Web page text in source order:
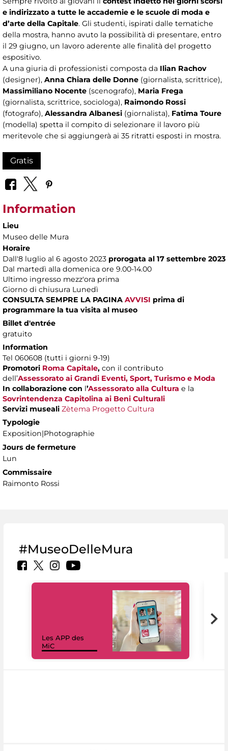
e indirizzato a tutte le accademie e le scuole di moda e
d’arte della Capitale. Gli studenti, ispirati dalle tematiche
della mostra, hanno avuto la possibilità di presentare, entro
il 29 giugno, un lavoro aderente alle finalità del progetto
espositivo.
A una giuria di professionisti composta da Ilian Rachov
(designer), Anna Chiara delle Donne (giornalista, scrittrice),
Massimiliano Nocente (scenografo), Maria Frega
(giornalista, scrittrice, sociologa), Raimondo Rossi
(fotografo), Alessandra Albanesi (giornalista), Fatima Toure
(modella) spetta il compito di selezionare il lavoro più
meritevole che si aggiungerà ai 35 ritratti esposti in mostra.
Gratis
Information
Lieu
Museo delle Mura
Horaire
Dall'8 luglio al 6 agosto 2023 prorogata al 17 settembre 2023
Dal martedì alla domenica ore 9.00-14.00
Ultimo ingresso mezz'ora prima
Giorno di chiusura Lunedì
CONSULTA SEMPRE LA PAGINA AVVISI prima di
programmare la tua visita al museo
Billet d'entrée
gratuito
Information
Tel 060608 (tutti i giorni 9-19)
Promotori Roma Capitale, con il contributo
dell’Assessorato ai Grandi Eventi, Sport, Turismo e Moda
In collaborazione con l’Assessorato alla Cultura e la
Sovrintendenza Capitolina ai Beni Culturali
Servizi museali Zètema Progetto Cultura
Typologie
Exposition|Photographie
Jours de fermeture
Lun
Commissaire
Raimonto Rossi
#MuseoDelleMura
Les APP des
MiC